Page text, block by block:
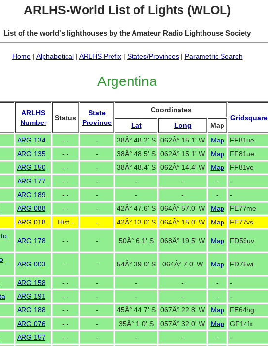
ARLHS-World List of Lights (WLOL)
List of the world's lighthouses by the Amateur Radio Lighthouse Society
Home| Alphabetical| ARLHS Prefix| States/Provinces| Parametric Search
Argentina
ARLHS
Number
Status
State
Province
Coordinates
Gridsquare
Lat Long
Map
ARG 134 - - - 38Â° 48.2' S 062Â° 15.1' W Map FF81ue
ARG 135 - - - 38Â° 48.5' S 062Â° 15.1' W Map FF81ue
ARG 150 - - - 38Â° 48.4' S 062Â° 14.4' W Map FF81ve
ARG 177 - - - - - - -
ARG 189 - - - - - - -
ARG 088 - - - 42Â° 47.6' S 064Â° 57.0' W Map FE77me
ARG 018 Hist - - 42Â° 13.0' S 064Â° 15.0' W Map FE77vs
ARG 178 - - - 50Â° 6.1' S 068Â° 19.5' W Map FD59uv
ARG 003 - - - 54Â° 39.0' S 064Â° 7.0' W Map FD75wi
ARG 158 - - - - - - -
ARG 191 - - - - - - -
ARG 188 - - - 45Â° 44.7' S 067Â° 22.8' W Map FE64hg
ARG 076 - - - 35Â° 1.0' S 057Â° 32.0' W Map GF14fx
ARG 157 - - - - - - -